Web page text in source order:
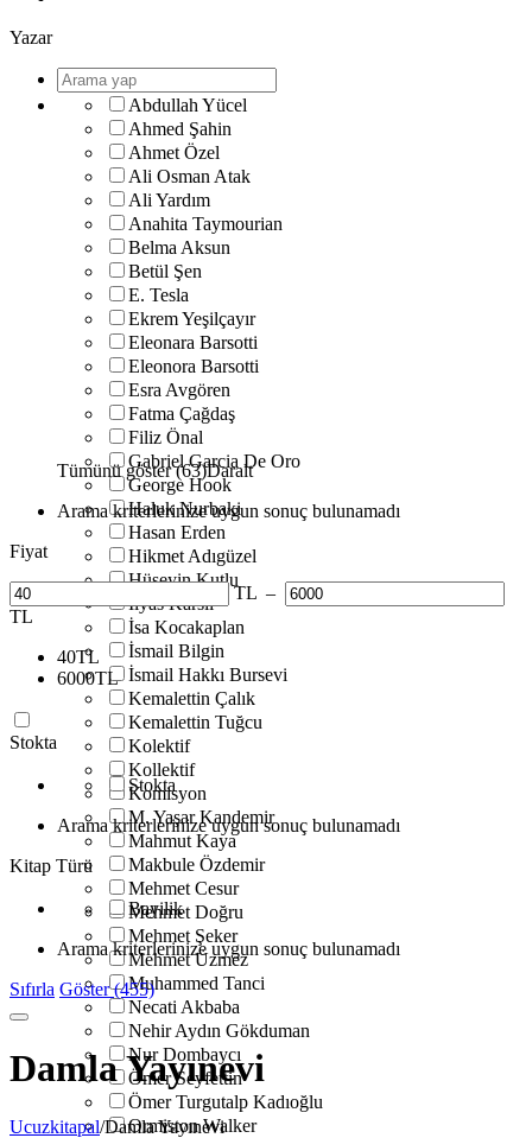
Yazar
Abdullah Yücel
Ahmed Şahin
Ahmet Özel
Ali Osman Atak
Ali Yardım
Anahita Taymourian
Belma Aksun
Betül Şen
E. Tesla
Ekrem Yeşilçayır
Eleonara Barsotti
Eleonora Barsotti
Esra Avgören
Fatma Çağdaş
Filiz Önal
Gabriel Garcia De Oro
George Hook
Haluk Nurbaki
Hasan Erden
Hikmet Adıgüzel
Hüseyin Kutlu
İlyas Karslı
İsa Kocakaplan
İsmail Bilgin
İsmail Hakkı Bursevi
Kemalettin Çalık
Kemalettin Tuğcu
Kolektif
Kollektif
Komisyon
M. Yaşar Kandemir
Mahmut Kaya
Makbule Özdemir
Mehmet Cesur
Mehmet Doğru
Mehmet Şeker
Mehmet Üzmez
Muhammed Tanci
Necati Akbaba
Nehir Aydın Gökduman
Nur Dombaycı
Ömer Seyfettin
Ömer Turgutalp Kadıoğlu
Ormiston Walker
Tümünü göster (63)Daralt
Arama kriterlerinize uygun sonuç bulunamadı
Fiyat
TL –
TL
40TL
6000TL
Stokta
Stokta
Arama kriterlerinize uygun sonuç bulunamadı
Kitap Türü
Bayilik
Arama kriterlerinize uygun sonuç bulunamadı
Sıfırla Göster (455)
Damla Yayınevi
Ucuzkitapal/Damla Yayınevi